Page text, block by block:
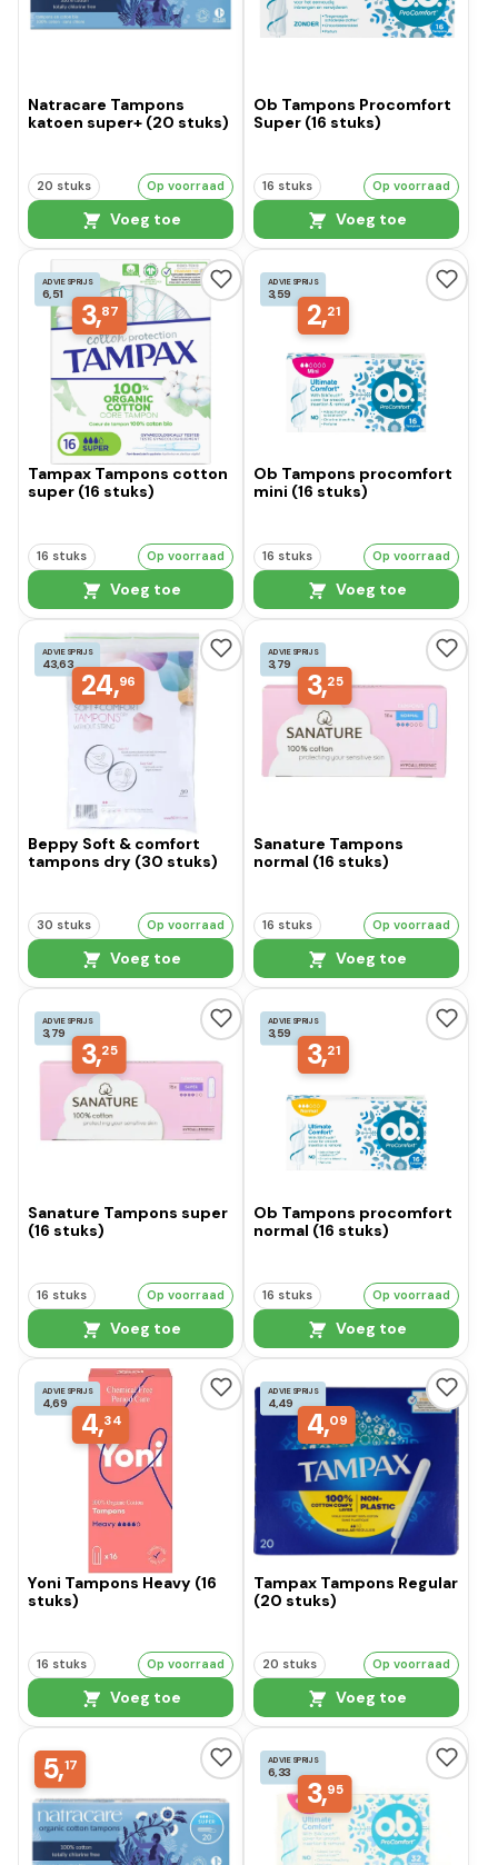
Natracare Tampons
katoen super+ (20 stuks)
20 stuks Op voorraad
Voeg toe
Ob Tampons Procomfort
Super (16 stuks)
16 stuks Op voorraad
Voeg toe
ADVIESPRIJS
6,51
3,87
Tampax Tampons cotton
super (16 stuks)
16 stuks Op voorraad
Voeg toe
ADVIESPRIJS
3,59
2,21
Ob Tampons procomfort
mini (16 stuks)
16 stuks Op voorraad
Voeg toe
ADVIESPRIJS
43,63
24,96
Beppy Soft & comfort
tampons dry (30 stuks)
30 stuks Op voorraad
Voeg toe
ADVIESPRIJS
3,79
3,25
Sanature Tampons
normal (16 stuks)
16 stuks Op voorraad
Voeg toe
ADVIESPRIJS
3,79
3,25
Sanature Tampons super
(16 stuks)
16 stuks Op voorraad
Voeg toe
ADVIESPRIJS
3,59
3,21
Ob Tampons procomfort
normal (16 stuks)
16 stuks Op voorraad
Voeg toe
ADVIESPRIJS
4,69
4,34
Yoni Tampons Heavy (16
stuks)
16 stuks Op voorraad
Voeg toe
ADVIESPRIJS
4,49
4,09
Tampax Tampons Regular
(20 stuks)
20 stuks Op voorraad
Voeg toe
5,17 ADVIESPRIJS
6,33
3,95